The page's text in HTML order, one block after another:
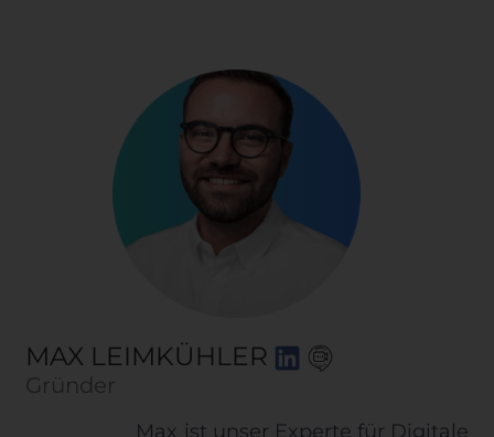
MAX LEIMKÜHLER
Gründer
Max ist unser Experte für Digitale